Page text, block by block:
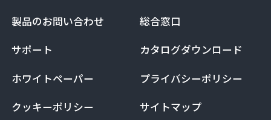
製品のお問い合わせ
総合窓口
サポート
カタログダウンロード
ホワイトペーパー
プライバシーポリシー
クッキーポリシー
サイトマップ